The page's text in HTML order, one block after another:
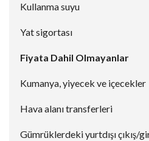
Kullanma suyu
Yat sigortası
Fiyata Dahil Olmayanlar
Kumanya, yiyecek ve içecekler
Hava alanı transferleri
Gümrüklerdeki yurtdışı çıkış/